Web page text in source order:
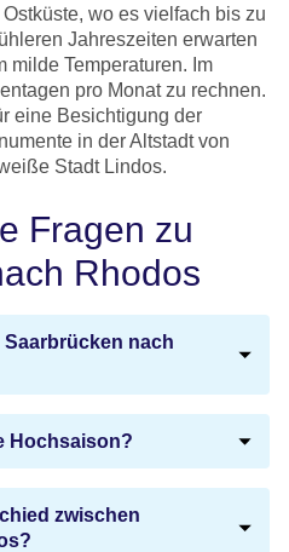
wo es vielfach bis zu
Jahreszeiten erwarten
milde Temperaturen. Im
pro Monat zu rechnen.
eine Besichtigung der
in der Altstadt von
Stadt Lindos.
Fragen zu
Rhodos
nach
Hochsaison?
zwischen